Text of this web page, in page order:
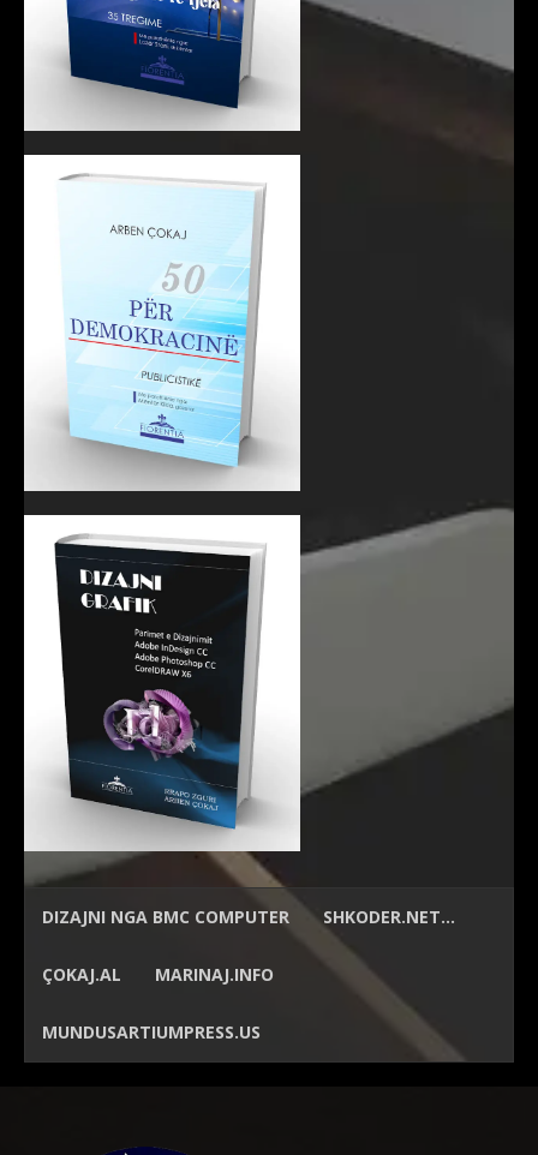
DIZAJNI NGA BMC COMPUTER SHKODER.NET…
ÇOKAJ.AL MARINAJ.INFO
MUNDUSARTIUMPRESS.US